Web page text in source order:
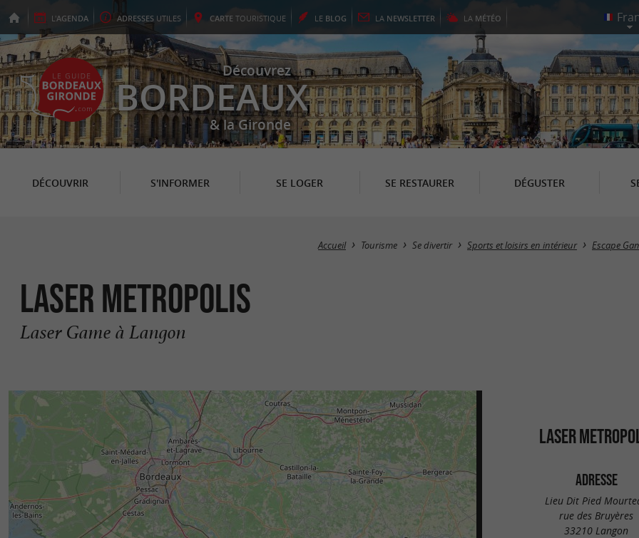
L'AGENDA ADRESSES UTILES CARTE TOURISTIQUE LE BLOG LA NEWSLETTER LA MÉTÉO
Découvrez
BORDEAUX
& la Gironde
DÉCOUVRIR S'INFORMER SE LOGER SE RESTAURER DÉGUSTER
Accueil Tourisme Se divertir Sports et loisirs en intérieur Escape
Laser Metropolis
Laser Game à Langon
LASER
ADRESSE
Lieu Dit Pied
rue des Bruyères
33210 Langon